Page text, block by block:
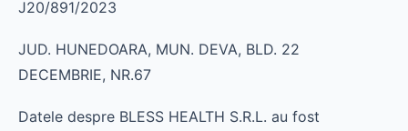
J20/891/2023
JUD. HUNEDOARA, MUN. DEVA, BLD. 22
DECEMBRIE, NR.67
Datele despre BLESS HEALTH S.R.L. au fost